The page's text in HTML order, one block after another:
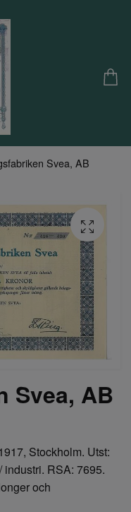
Svea, AB
Svea, AB
Stockholm. Utst:
industri. RSA: 7695.
och